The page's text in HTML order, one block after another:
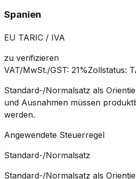
Spanien
EU TARIC / IVA
zu verifizieren
VAT/MwSt./GST: 21%Zollstatus:
Standard-/Normalsatz als
und Ausnahmen müssen
werden.
Angewendete Steuerregel
Standard-/Normalsatz
Standard-/Normalsatz als